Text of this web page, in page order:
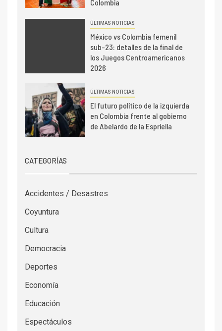
Colombia
ÚLTIMAS NOTICIAS
México vs Colombia femenil
sub-23: detalles de la final de
los Juegos Centroamericanos
2026
ÚLTIMAS NOTICIAS
El futuro político de la izquierda
en Colombia frente al gobierno
de Abelardo de la Espriella
CATEGORÍAS
Accidentes / Desastres
Coyuntura
Cultura
Democracia
Deportes
Economía
Educación
Espectáculos